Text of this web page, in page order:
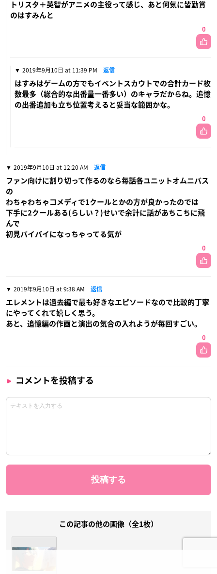
トリスタ＋英智がアニメの主役って感じ、あと何気に皆勤賞
のはすみんと
0
2019年9月10日 at 11:39 PM 返信
はすみはゲームの方でもイベントスカウトでの合計カード枚
数最多（総合的な出番量一番多い）のキャラだからね。追憶
の出番追加も立ち位置考えると妥当な範囲かな。
0
2019年9月10日 at 12:20 AM 返信
ファン向けに割り切って作るのなら毎話各ユニットオムニバス
の
わちゃわちゃコメディで1クールとかの方が良かったのでは
下手に2クールある(らしい？)せいで余計に話があちこちに飛
んで
初見バイバイになっちゃってる気が
0
2019年9月10日 at 9:38 AM 返信
エレメントは過去編で最も好きなエピソードなので比較的丁寧
にやってくれて嬉しく思う。
あと、追憶編の作画と演出の気合の入れようが毎回すごい。
0
コメントを投稿する
この記事の他の画像（全1枚）